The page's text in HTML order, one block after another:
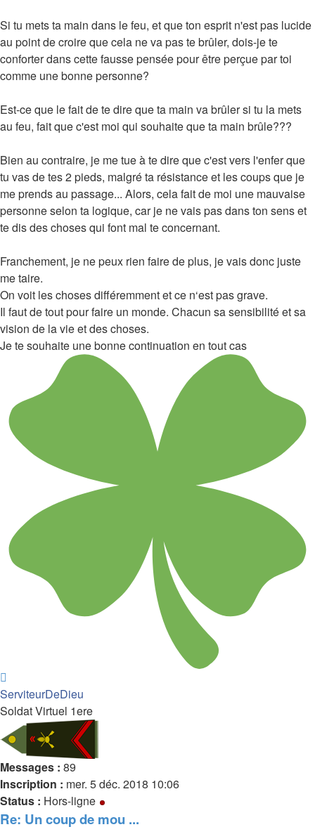
Si tu mets ta main dans le feu, et que ton esprit n'est pas lucide
au point de croire que cela ne va pas te brûler, dois-je te
conforter dans cette fausse pensée pour être perçue par toi
comme une bonne personne?
Est-ce que le fait de te dire que ta main va brûler si tu la mets
au feu, fait que c'est moi qui souhaite que ta main brûle???
Bien au contraire, je me tue à te dire que c'est vers l'enfer que
tu vas de tes 2 pieds, malgré ta résistance et les coups que je
me prends au passage... Alors, cela fait de moi une mauvaise
personne selon ta logique, car je ne vais pas dans ton sens et
te dis des choses qui font mal te concernant.
Franchement, je ne peux rien faire de plus, je vais donc juste
me taire.
On voit les choses différemment et ce n‘est pas grave.
Il faut de tout pour faire un monde. Chacun sa sensibilité et sa
vision de la vie et des choses.
Je te souhaite une bonne continuation en tout cas
ServiteurDeDieu
Soldat Virtuel 1ere
Messages : 89
Inscription : mer. 5 déc. 2018 10:06
Status : Hors-ligne
Re: Un coup de mou ...